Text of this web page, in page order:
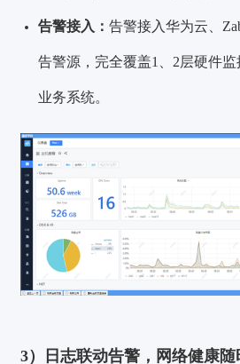
告警接入：告警接入华为云、
告警源，完全覆盖1、2层硬件
业务系统。
3）日志联动告警，网络健康随
验证码登录 密码登录